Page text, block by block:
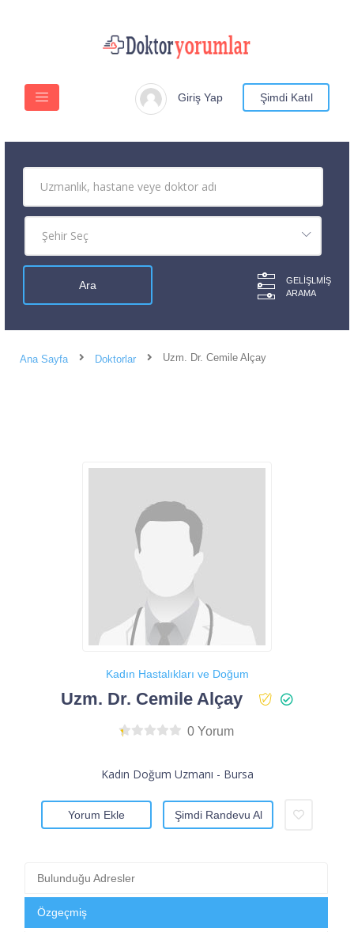
Giriş Yap Şimdi Katıl
GELIŞLMIŞ
ARAMA
Ana Sayfa Doktorlar Uzm. Dr. Cemile Alçay
Kadın Hastalıkları ve Doğum
Uzm. Dr. Cemile Alçay
0 Yorum
Kadın Doğum Uzmanı - Bursa
Yorum Ekle Şimdi Randevu Al
Bulunduğu Adresler
Özgeçmiş